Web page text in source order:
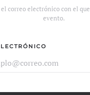
correo electrónico con el
evento.